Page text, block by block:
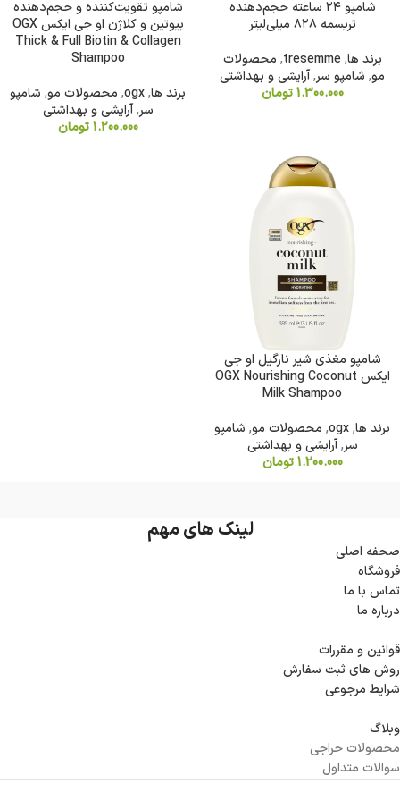
شامپو ۲۴ ساعته حجم‌دهنده
تریسمه ۸۲۸ میلی‌لیتر
برند ها,
tresemme
, محصولات
مو, شامپو سر,آرایشی و بهداشتی
1.300.000 تومان
شامپو تقویت‌کننده و حجم‌دهنده
بیوتین و کلاژن او جی ایکس OGX
Thick & Full Biotin & Collagen
Shampoo
برند ها,
ogx
, محصولات مو, شامپو
سر,آرایشی و بهداشتی
1.200.000 تومان
شامپو مغذی شیر نارگیل او جی
ایکس OGX Nourishing Coconut
Milk Shampoo
برند ها,
ogx
, محصولات مو, شامپو
سر,آرایشی و بهداشتی
1.200.000 تومان
لینک های مهم
صحفه اصلی
فروشگاه
تماس با ما
درباره ما
قوانین و مقررات
روش های ثبت سفارش
شرایط مرجوعی
وبلاگ
محصولات حراجی
سوالات متداول